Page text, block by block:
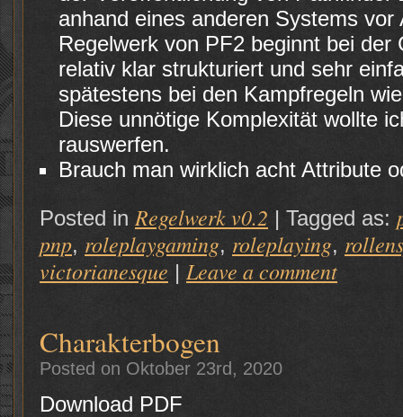
anhand eines anderen Systems
Regelwerk von PF2 beginnt bei der
relativ klar strukturiert und sehr
spätestens bei den Kampfregeln
Diese unnötige Komplexität wollte
rauswerfen.
Brauch man wirklich acht Attribute
Posted in Regelwerk v0.2 | Tagged as:
pnp, roleplaygaming, roleplaying,
victorianesque | Leave a comment
Charakterbogen
Posted on Oktober 23rd, 2020
Download PDF